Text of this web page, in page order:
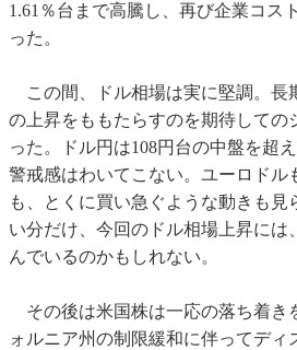
1.61％台まで高騰し、再び企業コス
った。
この間、ドル相場は実に堅調。長
の上昇をももたらすのを期待しての
った。ドル円は108円台の中盤を超
警戒感はわいてこない。ユーロドル
も、とくに買い急ぐような動きも見
い分だけ、今回のドル相場上昇には
んでいるのかもしれない。
その後は米国株は一応の落ち着き
ォルニア州の制限緩和に伴ってディ